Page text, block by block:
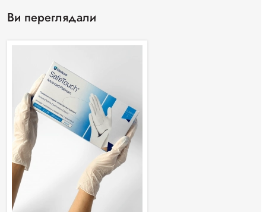
Ви переглядали